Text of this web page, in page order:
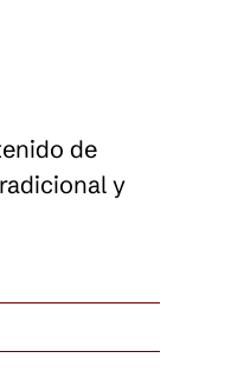
de
y